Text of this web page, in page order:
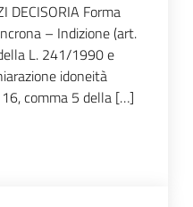
DECISORIA Forma
– Indizione (art.
L. 241/1990 e
idoneità
16, comma 5 della […]